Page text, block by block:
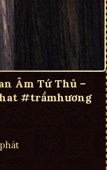
Âm Tứ Thủ –
#trầmhương